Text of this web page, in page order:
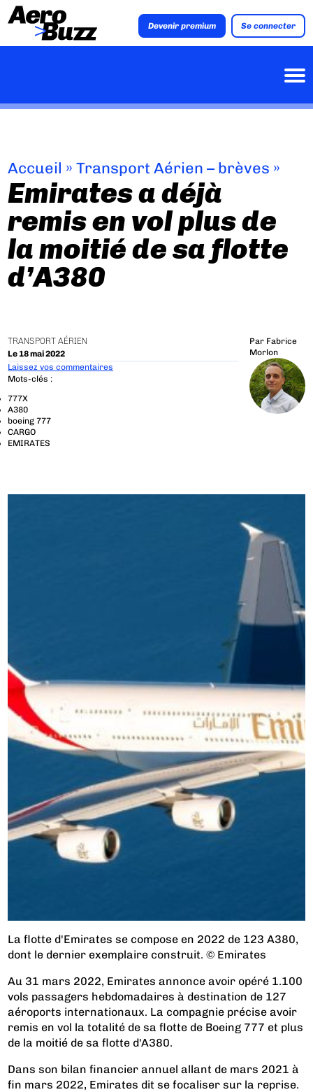
Devenir premium Se connecter
Accueil »Transport Aérien – brèves »
Emirates a déjà
remis en vol plus de
la moitié de sa flotte
d’A380
TRANSPORT AÉRIEN
Le 18 mai 2022
Par Fabrice
Morlon
Laissez vos commentaires
Mots-clés :
777X
A380
boeing 777
CARGO
EMIRATES
La flotte d'Emirates se compose en 2022 de 123 A380,
dont le dernier exemplaire construit. © Emirates
Au 31 mars 2022, Emirates annonce avoir opéré 1.100
vols passagers hebdomadaires à destination de 127
aéroports internationaux. La compagnie précise avoir
remis en vol la totalité de sa flotte de Boeing 777 et plus
de la moitié de sa flotte d'A380.
Dans son bilan financier annuel allant de mars 2021 à
fin mars 2022, Emirates dit se focaliser sur la reprise.